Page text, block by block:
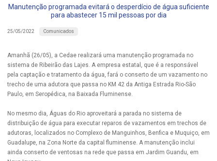
Manutenção programada evitará o desperdício de água suficiente
para abastecer 15 mil pessoas por dia
25/05/2022 Comunicados
Amanhã (26/05), a Cedae realizará uma manutenção programada no
sistema de Ribeirão das Lajes. A empresa estatal, que é a responsável
pela captação e tratamento da água, fará o conserto de um vazamento no
trecho de uma adutora que passa no KM 42 da Antiga Estrada Rio-São
Paulo, em Seropédica, na Baixada Fluminense.
No mesmo dia, Águas do Rio aproveitará a parada no sistema de
distribuição de água para executar reparos de vazamentos em trechos de
adutoras, localizados no Complexo de Manguinhos, Benfica e Muquiço, em
Guadalupe, na Zona Norte da capital fluminense. A manutenção inclui
ainda conserto de ventosas na rede que passa em Jardim Guandu, em